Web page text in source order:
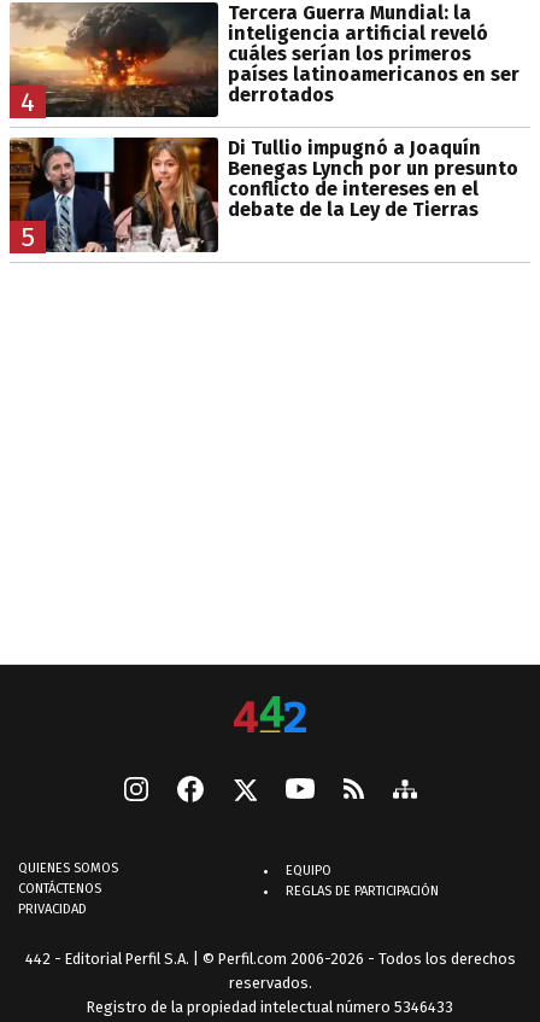
4
Tercera Guerra Mundial: la
inteligencia artificial reveló
cuáles serían los primeros
países latinoamericanos en ser
derrotados
5
Di Tullio impugnó a Joaquín
Benegas Lynch por un presunto
conflicto de intereses en el
debate de la Ley de Tierras
QUIENES SOMOS
CONTÁCTENOS
PRIVACIDAD
EQUIPO
REGLAS DE PARTICIPACIÓN
442 - Editorial Perfil S.A. | © Perfil.com 2006-2026 - Todos los derechos
reservados.
Registro de la propiedad intelectual número 5346433